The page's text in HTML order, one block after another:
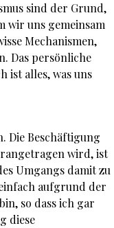
sind der Grund,
wir uns gemeinsam
Mechanismen,
Das persönliche
ist alles, was uns
Die Beschäftigung
wird, ist
Umgangs damit zu
aufgrund der
so dass ich gar
diese